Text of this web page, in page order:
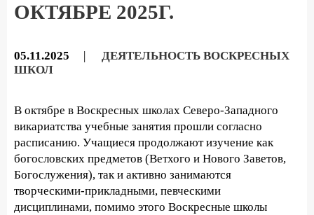
ОКТЯБРЕ 2025Г.
05.11.2025 |
ДЕЯТЕЛЬНОСТЬ ВОСКРЕСНЫХ
ШКОЛ
В октябре в Воскресных школах Северо-Западного
викариатства учебные занятия прошли согласно
расписанию. Учащиеся продолжают изучение как
богословских предметов (Ветхого и Нового Заветов,
Богослужения), так и активно занимаются
творческими-прикладными, певческими
дисциплинами, помимо этого Воскресные школы